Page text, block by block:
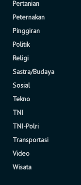
Pertanian
Peternakan
Pinggiran
Politik
Religi
Sastra/Budaya
Sosial
Tekno
TNI
TNI-Polri
Transportasi
Video
Wisata